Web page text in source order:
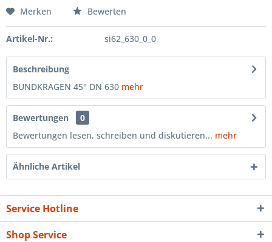
Merken Bewerten
Artikel-Nr.: si62_630_0_0
Beschreibung
BUNDKRAGEN 45° DN 630 mehr
Bewertungen
0
Bewertungen lesen, schreiben und diskutieren... mehr
Ähnliche Artikel
Service Hotline
Shop Service